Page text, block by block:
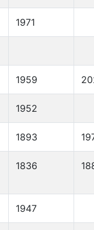
1971
1959
1952
1893
1836
1947